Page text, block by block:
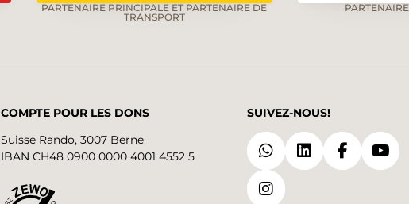
PARTENAIRE PRINCIPALE ET PARTENAIRE DE
TRANSPORT
PARTENAIRE
COMPTE POUR LES DONS
Suisse Rando, 3007 Berne
IBAN CH48 0900 0000 4001 4552 5
SUIVEZ-NOUS!